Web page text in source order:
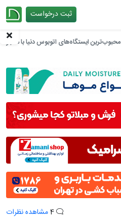
ثبت درخواست
محبوب‌ترین ایستگاه‌های اتوبوس دنیا با
مشاهده نظرات